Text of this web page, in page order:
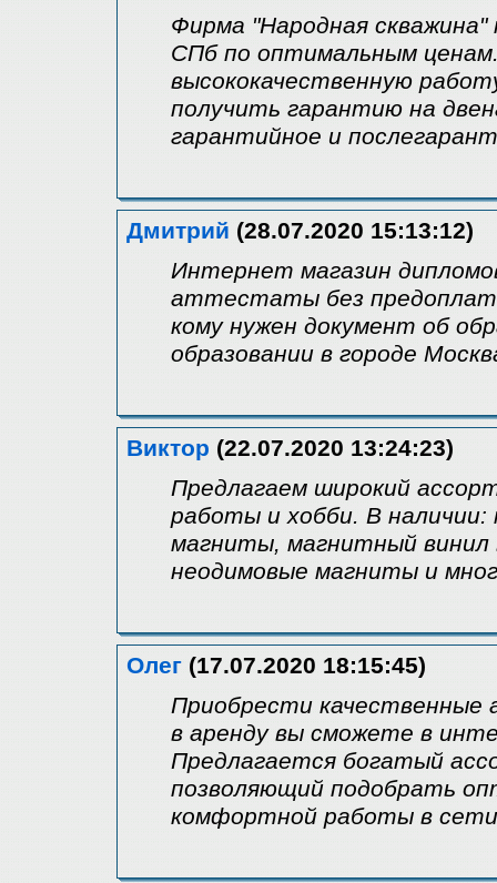
Фирма "Народная скважина"
СПб по оптимальным
высококачественную
получить гарантию на
гарантийное и
Дмитрий (28.07.2020 15:13:12)
Интернет магазин
аттестаты без
кому нужен документ об
образовании в городе
Виктор (22.07.2020 13:24:23)
Предлагаем широкий
работы и хобби. В
магниты, магнитный
неодимовые магниты и
Олег (17.07.2020 18:15:45)
Приобрести качественные
в аренду вы сможете в
Предлагается богатый
позволяющий подобрать
комфортной работы в сети